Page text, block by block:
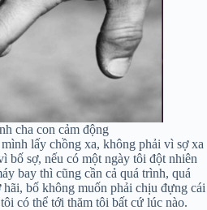
cha con cảm động
lấy chồng xa, không phải vì sợ xa
bố sợ, nếu có một ngày tôi đột nhiên
bay thì cũng cần cả quá trình, quá
bố không muốn phải chịu đựng cái
có thể tới thăm tôi bất cứ lúc nào.